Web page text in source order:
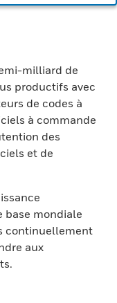
milliard de
productifs avec
de codes à
à commande
des
et de
base mondiale
continuellement
aux